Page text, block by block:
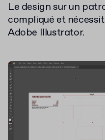
Le design sur un
compliqué et
Adobe Illustrator.